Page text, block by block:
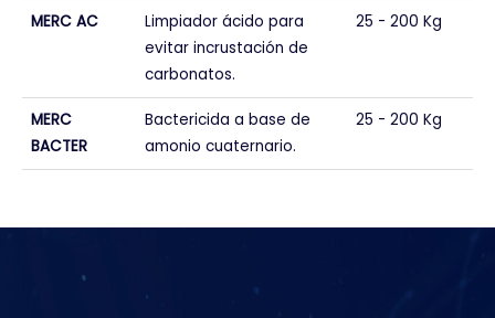
MERC AC
Limpiador ácido para
evitar incrustación de
carbonatos.
25 - 200 Kg
MERC
BACTER
Bactericida a base de
amonio cuaternario.
25 - 200 Kg